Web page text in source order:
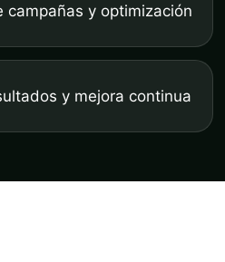
campañas y optimización
y mejora continua